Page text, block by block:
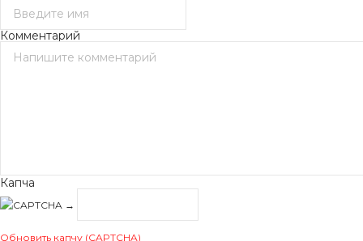
Комментарий
Капча
→
Обновить капчу (CAPTCHA)